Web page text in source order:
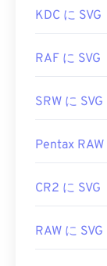
ルしてくだ
イル以外の
ど、ベクタ
をご利用く
初回リリース:
KDC に SVG
RAF に SVG
SRW に SVG
Pentax RAW
CR2 に SVG
RAW に SVG